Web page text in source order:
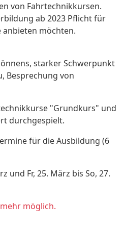
von Fahrtechnikkursen.
ab 2023 Pflicht für
anbieten möchten.
starker Schwerpunkt
Besprechung von
"Grundkurs" und
durchgespielt.
für die Ausbildung (6
und Fr, 25. März bis So, 27.
möglich.